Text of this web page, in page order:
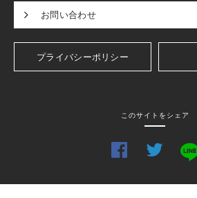
お問い合わせ
プライバシーポリシー
このサイトをシェア